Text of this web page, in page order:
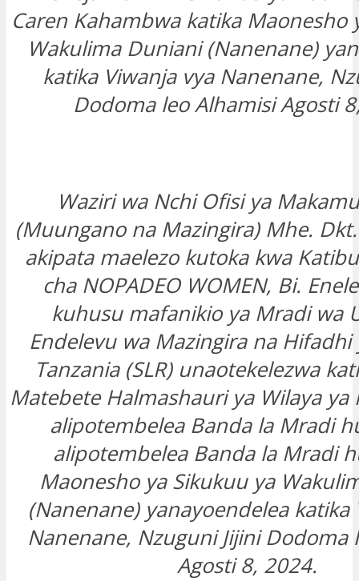
Caren Kahambwa katika Maonesho
Wakulima Duniani (Nanenane)
katika Viwanja vya Nanenane,
Dodoma leo Alhamisi Agosti
Waziri wa Nchi Ofisi ya
(Muungano na Mazingira) Mhe.
akipata maelezo kutoka kwa
cha NOPADEO WOMEN, Bi.
kuhusu mafanikio ya Mradi wa
Endelevu wa Mazingira na Hifadhi
Tanzania (SLR) unaotekelezwa
Matebete Halmashauri ya Wilaya ya
alipotembelea Banda la Mradi
alipotembelea Banda la Mradi
Maonesho ya Sikukuu ya
(Nanenane) yanayoendelea katika
Nanenane, Nzuguni Jijini Dodoma
Agosti 8, 2024.